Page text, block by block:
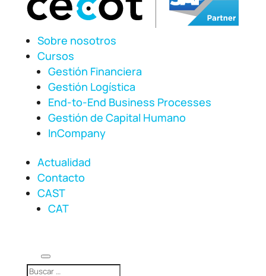
Sobre nosotros
Cursos
Gestión Financiera
Gestión Logística
End-to-End Business Processes
Gestión de Capital Humano
InCompany
Actualidad
Contacto
CAST
CAT